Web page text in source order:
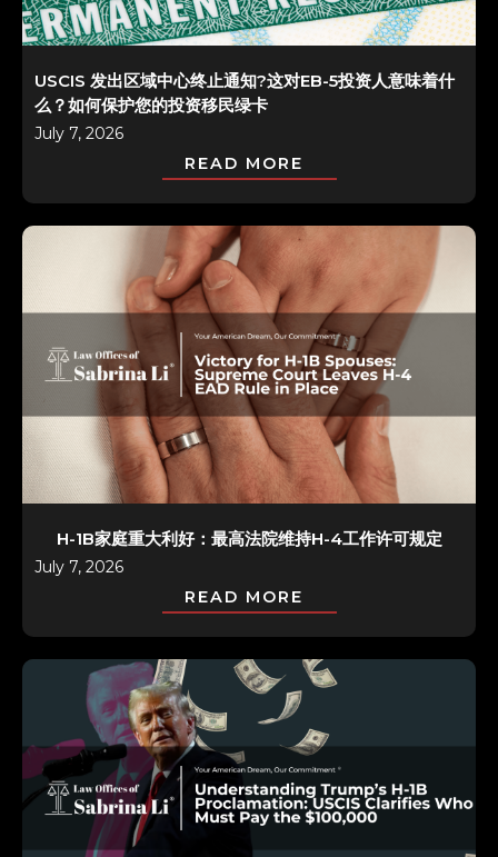
USCIS 发出区域中心终止通知?这对EB-5投资人意味着什
么？如何保护您的投资移民绿卡
July 7, 2026
READ MORE
H-1B家庭重大利好：最高法院维持H-4工作许可规定
July 7, 2026
READ MORE